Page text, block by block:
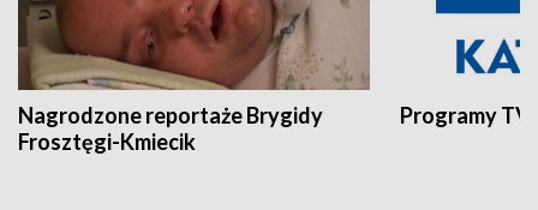
Nagrodzone reportaże Brygidy
Frosztęgi-Kmiecik
Programy